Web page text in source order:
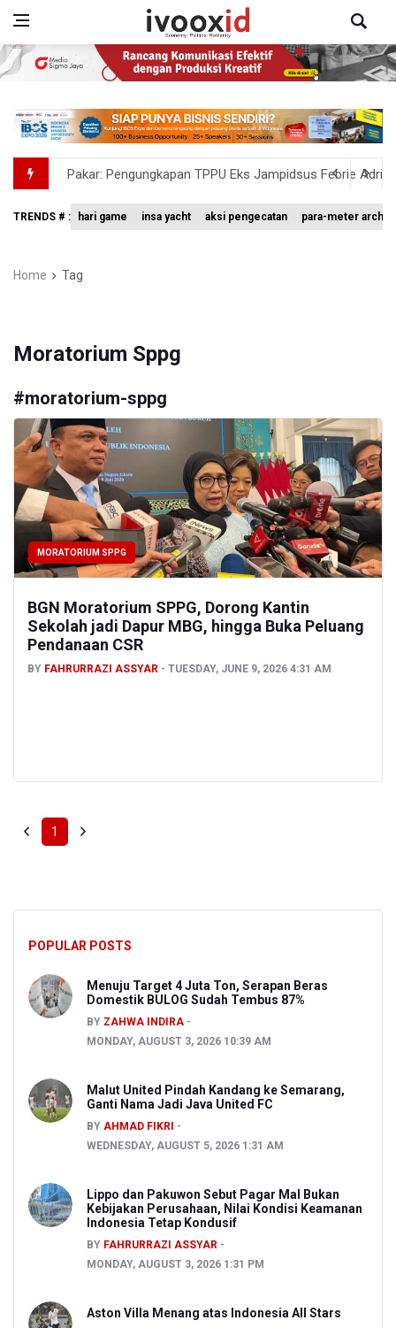
Pakar: Pengungkapan TPPU Eks Jampidsus Febrie
Tim 9 Kejagung Periksa Febrie Adransayah sebagai
BNPB Minta Pemprov Kalimantan Barat Tinjau Kembali
TRENDS # : hari game insa yacht aksi pengecatan para-meter
Home Tag
Moratorium Sppg
#moratorium-sppg
MORATORIUM SPPG
BGN Moratorium SPPG, Dorong Kantin
Sekolah jadi Dapur MBG, hingga Buka Peluang
Pendanaan CSR
BY FAHRURRAZI ASSYAR TUESDAY, JUNE 9, 2026 4:31 AM
1
POPULAR POSTS
Menuju Target 4 Juta Ton, Serapan Beras
Domestik BULOG Sudah Tembus 87%
BY ZAHWA INDIRA
MONDAY, AUGUST 3, 2026 10:39 AM
Malut United Pindah Kandang ke Semarang,
Ganti Nama Jadi Java United FC
BY AHMAD FIKRI
WEDNESDAY, AUGUST 5, 2026 1:31 AM
Lippo dan Pakuwon Sebut Pagar Mal Bukan
Kebijakan Perusahaan, Nilai Kondisi Keamanan
Indonesia Tetap Kondusif
BY FAHRURRAZI ASSYAR
MONDAY, AUGUST 3, 2026 1:31 PM
Aston Villa Menang atas Indonesia All Stars